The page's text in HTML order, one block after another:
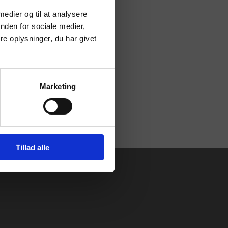
og til at analysere
for sociale medier,
oplysninger, du har givet
Marketing
Tillad alle